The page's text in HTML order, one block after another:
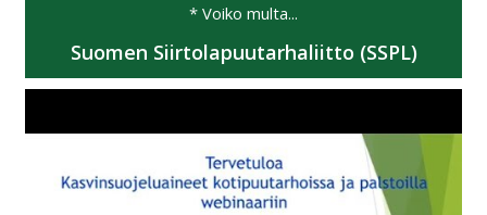
* Voiko multa...
Suomen Siirtolapuutarhaliitto (SSPL)